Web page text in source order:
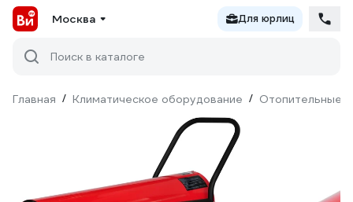
Москва Для юрлиц
Поиск в каталоге
Главная / Климатическое оборудование / Отопительные